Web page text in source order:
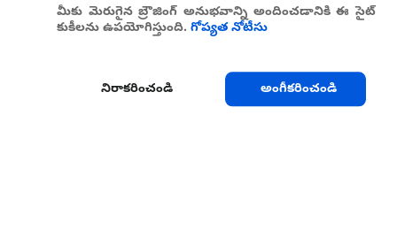
మీకు మెరుగైన బ్రౌజింగ్ అనుభవాన్ని అందించడానికి ఈ సైట్
కుకీలను ఉపయోగిస్తుంది. గోప్యత నోటీసు
నిరాకరించండి అంగీకరించండి